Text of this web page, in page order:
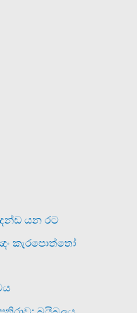
යන රට
කැරපොත්තෝ